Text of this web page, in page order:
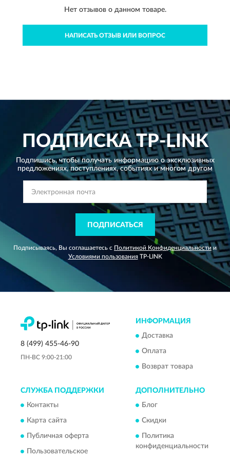
Нет отзывов о данном товаре.
НАПИСАТЬ ОТЗЫВ ИЛИ ВОПРОС
ПОДПИСКАTP-LINK
Подпишись, чтобы получать информацию о эксклюзивных
предложениях,поступлениях, событиях и многом другом
ПОДПИСАТЬСЯ
Подписываясь, Вы соглашаетесь с Политикой Конфиденциальности и
Условиями пользованияTP-LINK
8 (499) 455-46-90
ПН-ВС 9:00-21:00
ИНФОРМАЦИЯ
Доставка
Оплата
Возврат товара
СЛУЖБА ПОДДЕРЖКИ
Контакты
Карта сайта
Публичная оферта
Пользовательское
ДОПОЛНИТЕЛЬНО
Блог
Скидки
Политика
конфиденциальности